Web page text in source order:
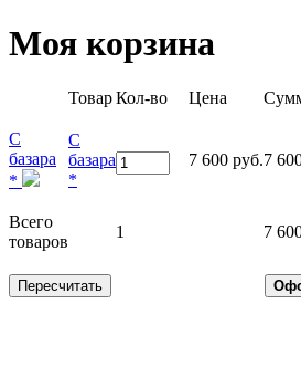
Моя корзина
ТоварКол-во Цена
С
базара
*
С
базара
*
7 600 руб.7
Всего
товаров
1 7